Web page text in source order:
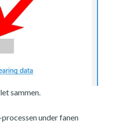
sammen.
under fanen